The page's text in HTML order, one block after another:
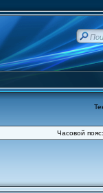
Часовой